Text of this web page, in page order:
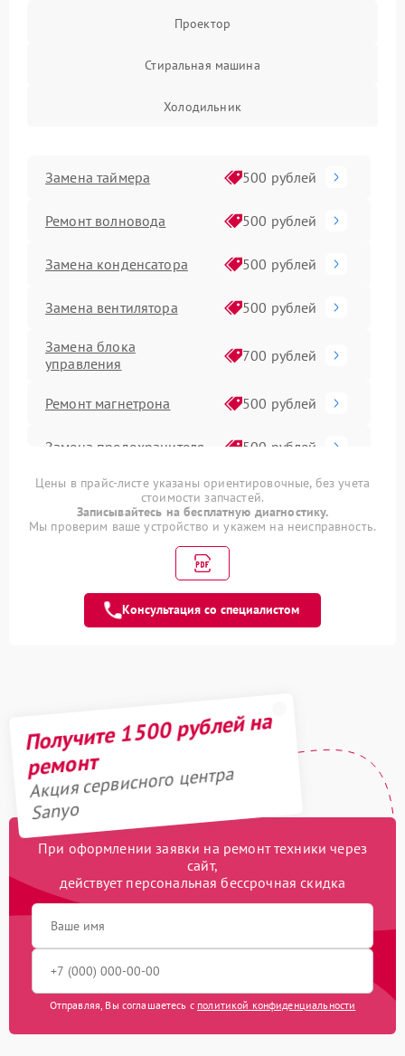
Проектор
Стиральная машина
Холодильник
Замена таймера 500 рублей
Ремонт волновода 500 рублей
Замена конденсатора 500 рублей
Замена вентилятора 500 рублей
Замена блока
управления
700 рублей
Ремонт магнетрона 500 рублей
Замена предохранителя 500 рублей
Ремонт переключателей
режимов
500 рублей
управления
500 рублей
Ремонт механизма
открывания двери
Ремонт двигателя
поддона
Замена ТЭН
Замена силового
трансформатора
900 рублей
Замена лампочки
Цены в прайс-листе указаны ориентировочные, без учета
стоимости запчастей.
Записывайтесь на бесплатную диагностику.
Мы проверим ваше устройство и укажем на неисправность.
Консультация со специалистом
Получите 1500 рублей на
ремонт
Акция сервисного центра
Sanyo
При оформлении заявки на ремонт техники через
сайт,
действует персональная бессрочная скидка
Отправляя, Вы соглашаетесь с политикой конфиденциальности